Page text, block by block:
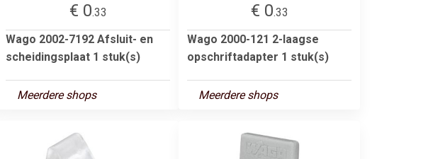
€ 0.33
Wago 2002-7192 Afsluit- en
scheidingsplaat 1 stuk(s)
Meerdere shops
€ 0.33
Wago 2000-121 2-laagse
opschriftadapter 1 stuk(s)
Meerdere shops